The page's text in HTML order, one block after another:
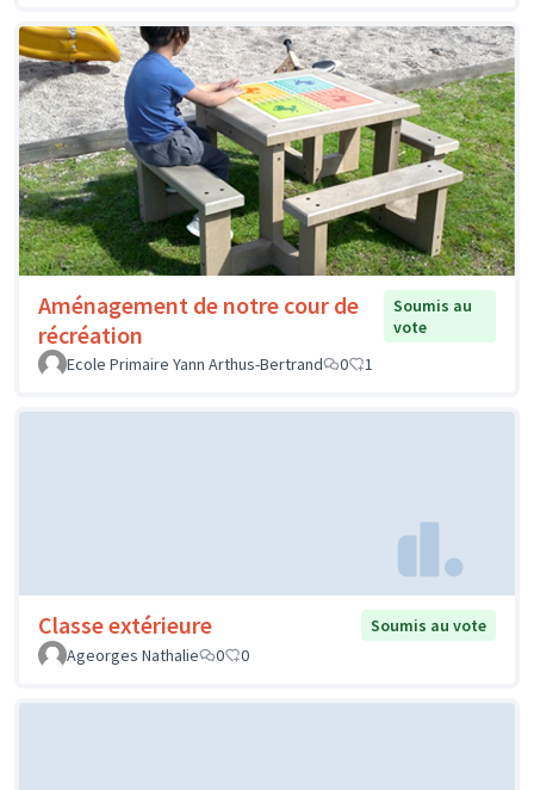
Aménagement de notre cour de
récréation
Soumis au
vote
Ecole Primaire Yann Arthus-Bertrand
0 1
Classe extérieure
Soumis au vote
Ageorges Nathalie
0 0